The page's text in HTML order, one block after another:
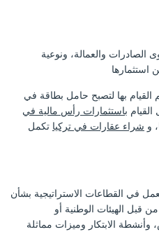
الصادرات والعمالة، ونوعية
استثمارها
القيام بها لتصبح حامل بطاقة في
باستثمارات رأس مالية في
و شراء عقارات في تركيا تكمل
في القطاعات الاستراتيجية بشأن
قبل الهيئات الوطنية أو
وأنشطة الابتكار وميزات مماثلة